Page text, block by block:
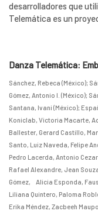
desarrolladores que
Telemática es un
Danza Telemática:
Sánchez, Rebeca (México);
Gómez, Antonio I. (México);
Santana, Ivani (México);
Koniclab, Victoria Macarte,
Ballester, Gerard Castillo,
Santo, Luiz Naveda, Felipe
Pedro Lacerda, Antonio
Rafael Alexandre, Jean
Gómez, Alicia Esponda,
Liliana Quintero, Paloma
Erika Méndez, Zacbeeh